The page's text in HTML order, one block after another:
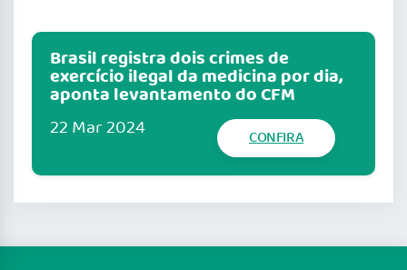
Brasil registra dois crimes de
exercício ilegal da medicina por dia,
aponta levantamento do CFM
22 Mar 2024 CONFIRA